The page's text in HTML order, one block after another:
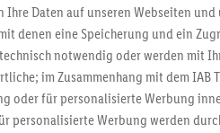
Ihre Daten auf unseren Webseiten und
denen eine Speicherung und ein
notwendig oder werden mit
im Zusammenhang mit dem IAB
oder für personalisierte Werbung
personalisierte Werbung werden